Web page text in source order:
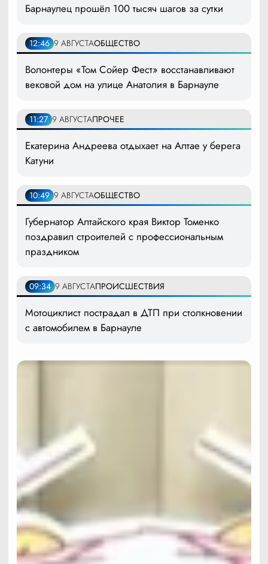
Барнаулец прошёл 100 тысяч шагов за сутки
12:46 9 АВГУСТАОБЩЕСТВО
Волонтеры «Том Сойер Фест» восстанавливают
вековой дом на улице Анатолия в Барнауле
11:27 9 АВГУСТАПРОЧЕЕ
Екатерина Андреева отдыхает на Алтае у берега
Катуни
10:49 9 АВГУСТАОБЩЕСТВО
Губернатор Алтайского края Виктор Томенко
поздравил строителей с профессиональным
праздником
09:34 9 АВГУСТАПРОИСШЕСТВИЯ
Мотоциклист пострадал в ДТП при столкновении
с автомобилем в Барнауле